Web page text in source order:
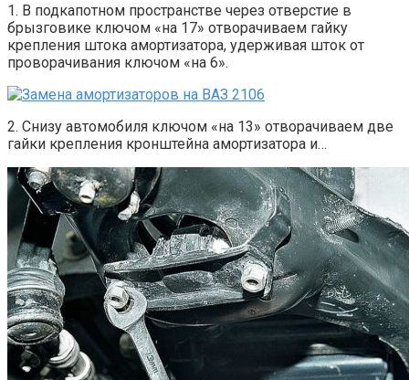
1. В подкапотном пространстве через отверстие в
брызговике ключом «на 17» отворачиваем гайку
крепления штока амортизатора, удерживая шток от
проворачивания ключом «на 6».
2. Снизу автомобиля ключом «на 13» отворачиваем две
гайки крепления кронштейна амортизатора и…